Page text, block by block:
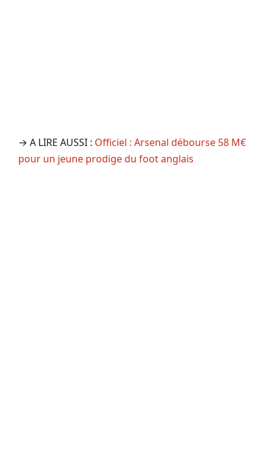
→ A LIRE AUSSI : Officiel : Arsenal débourse 58 M€
pour un jeune prodige du foot anglais